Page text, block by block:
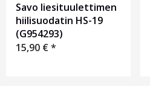
Savo liesituulettimen
hiilisuodatin HS-19
(G954293)
15,90 €*